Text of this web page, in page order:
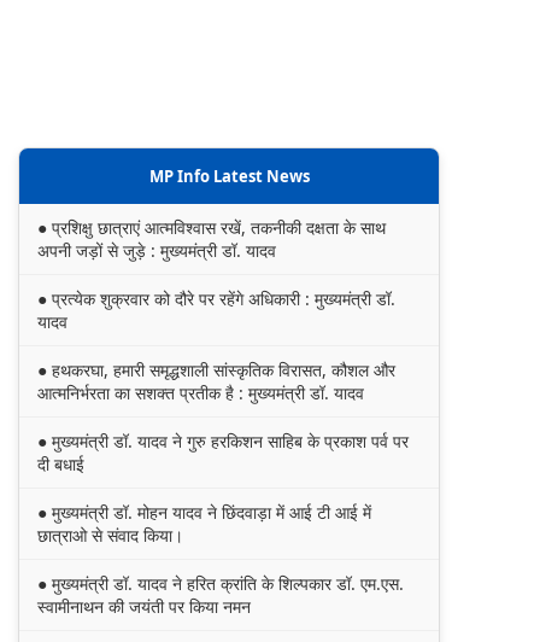
MP Info Latest News
● प्रशिक्षु छात्राएं आत्मविश्वास रखें, तकनीकी दक्षता के साथ
अपनी जड़ों से जुड़े : मुख्यमंत्री डॉ. यादव
● प्रत्येक शुक्रवार को दौरे पर रहेंगे अधिकारी : मुख्यमंत्री डॉ.
यादव
● हथकरघा, हमारी समृद्धशाली सांस्कृतिक विरासत, कौशल और
आत्मनिर्भरता का सशक्त प्रतीक है : मुख्यमंत्री डॉ. यादव
● मुख्यमंत्री डॉ. यादव ने गुरु हरकिशन साहिब के प्रकाश पर्व पर
दी बधाई
● मुख्यमंत्री डॉ. मोहन यादव ने छिंदवाड़ा में आई टी आई में
छात्राओ से संवाद किया।
● मुख्यमंत्री डॉ. यादव ने हरित क्रांति के शिल्पकार डॉ. एम.एस.
स्वामीनाथन की जयंती पर किया नमन